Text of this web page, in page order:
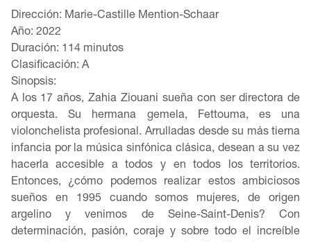
Dirección: Marie-Castille Mention-Schaar
Año: 2022
Duración: 114 minutos
Clasificación: A
Sinopsis:
A los 17 años, Zahia Ziouani sueña con ser directora de
orquesta. Su hermana gemela, Fettouma, es una
violonchelista profesional. Arrulladas desde su más tierna
infancia por la música sinfónica clásica, desean a su vez
hacerla accesible a todos y en todos los territorios.
Entonces, ¿cómo podemos realizar estos ambiciosos
sueños en 1995 cuando somos mujeres, de origen
argelino y venimos de Seine-Saint-Denis? Con
determinación, pasión, coraje y sobre todo el increíble